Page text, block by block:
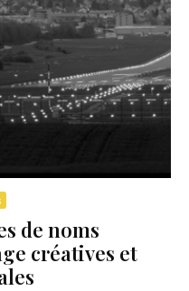
de noms
créatives et